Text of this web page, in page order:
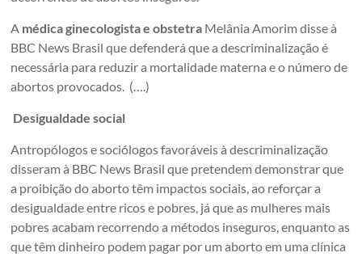
A médica ginecologista e obstetra Melânia Amorim disse à
BBC News Brasil que defenderá que a descriminalização é
necessária para reduzir a mortalidade materna e o número de
abortos provocados. (….)
Desigualdade social
Antropólogos e sociólogos favoráveis à descriminalização
disseram à BBC News Brasil que pretendem demonstrar que
a proibição do aborto têm impactos sociais, ao reforçar a
desigualdade entre ricos e pobres, já que as mulheres mais
pobres acabam recorrendo a métodos inseguros, enquanto as
que têm dinheiro podem pagar por um aborto em uma clínica